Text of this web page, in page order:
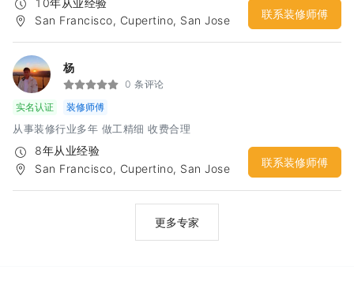
10年从业经验
San Francisco, Cupertino, San Jose
联系装修师傅
杨
0 条评论
实名认证
装修师傅
从事装修行业多年 做工精细 收费合理
8年从业经验
San Francisco, Cupertino, San Jose
联系装修师傅
更多专家